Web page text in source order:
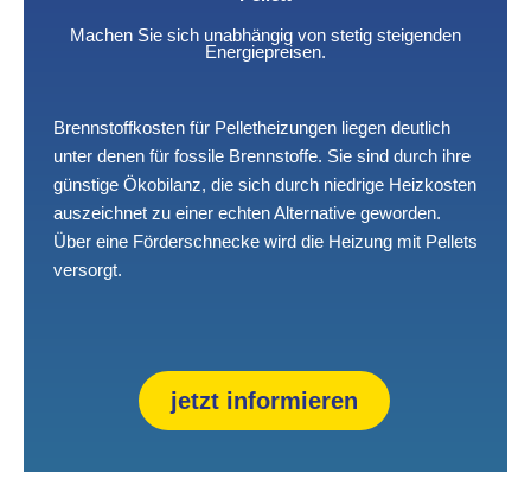
Machen Sie sich unabhängig von stetig steigenden
Energiepreisen.
Brennstoffkosten für Pelletheizungen liegen deutlich
unter denen für fossile Brennstoffe. Sie sind durch ihre
günstige Ökobilanz, die sich durch niedrige Heizkosten
auszeichnet zu einer echten Alternative geworden.
Über eine Förderschnecke wird die Heizung mit Pellets
versorgt.
jetzt informieren